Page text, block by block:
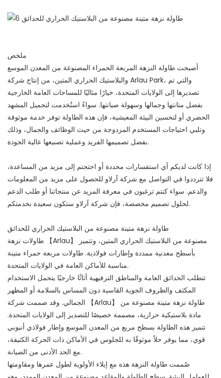
ملخص
أصبحت طاولة النزهة المربعة الحمراء المصنوعة من المعدن الموسع
والبلاستيك الحراري المتين، من إنتاج شركة Arlau Park، والتي تم
تصديرها إلى الولايات المتحدة، خيارًا مثاليًا للمساحات العامة الخارجية
بفضل متانتها وجمالها وسهولة صيانتها. سواءً استُخدمت لتجميل المشهد
الحضري أو لتحسين البيئة المعيشية، فإن هذه الطاولة توفر خدمة موثوقة
وتلبي احتياجات المستخدم المزدوجة من حيث الوظائف والجمال، وذلك
بفضل تصميمها الفريد وعملية تصنيعها عالية الجودة.
إذا كانت لديكم أي استفسارات محددة أو احتجتم إلى مزيد من المساعدة،
فلا تترددوا في التواصل مع شركة آرلاو للحصول على مزيد من المعلومات
والدعم. سواء كنتم ترغبون في معرفة المزيد عن منتجاتنا أو طلب الدعم
لحلول تصميم مخصصة، فإن شركة آرلاو ستكون سعيدة بخدمتكم.
طاولة نزهة متينة مصنوعة من البلاستيك الحراري للحدائق
طاولات نزهة 【Arlau】 مصنوعة من البلاستيك الحراري المتين، وتتميز
بأسطح معدنية ممددة وإطارات فولاذية. طاولات مربعة حمراء متينة
مناسبة للأماكن العامة في الولايات المتحدة.
تتطلب الحدائق العامة والمناطق الترفيهية أثاثًا خارجيًا يتحمل الاستخدام
المكثف والظروف الجوية القاسية دون المساس بالسلامة أو المظهر
الجمالي. وقد صممت شركة 【Arlau】 طاولة نزهة متينة مصنوعة من
مادة بلاستيكية حرارية، مصممة خصيصًا للتصدير إلى الولايات المتحدة.
تتميز هذه الطاولة بسطح مربع من المعدن الموسع وإطار فولاذي أنبوبي
قوي، مما يوفر حلاً موثوقًا به للجلوس في الأماكن ذات الحركة الكثيفة،
مع الحد الأدنى من الصيانة.
صُممت طاولة النزهة هذه مع إيلاء الأولوية لطول عمرها ومقاومتها